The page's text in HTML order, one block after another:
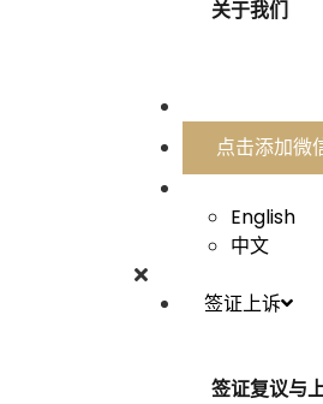
关于我们
点击添加微
English
中文
签证上诉
签证复议与